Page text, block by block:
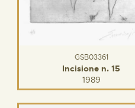
GSB03361
Incisione n. 15
1989